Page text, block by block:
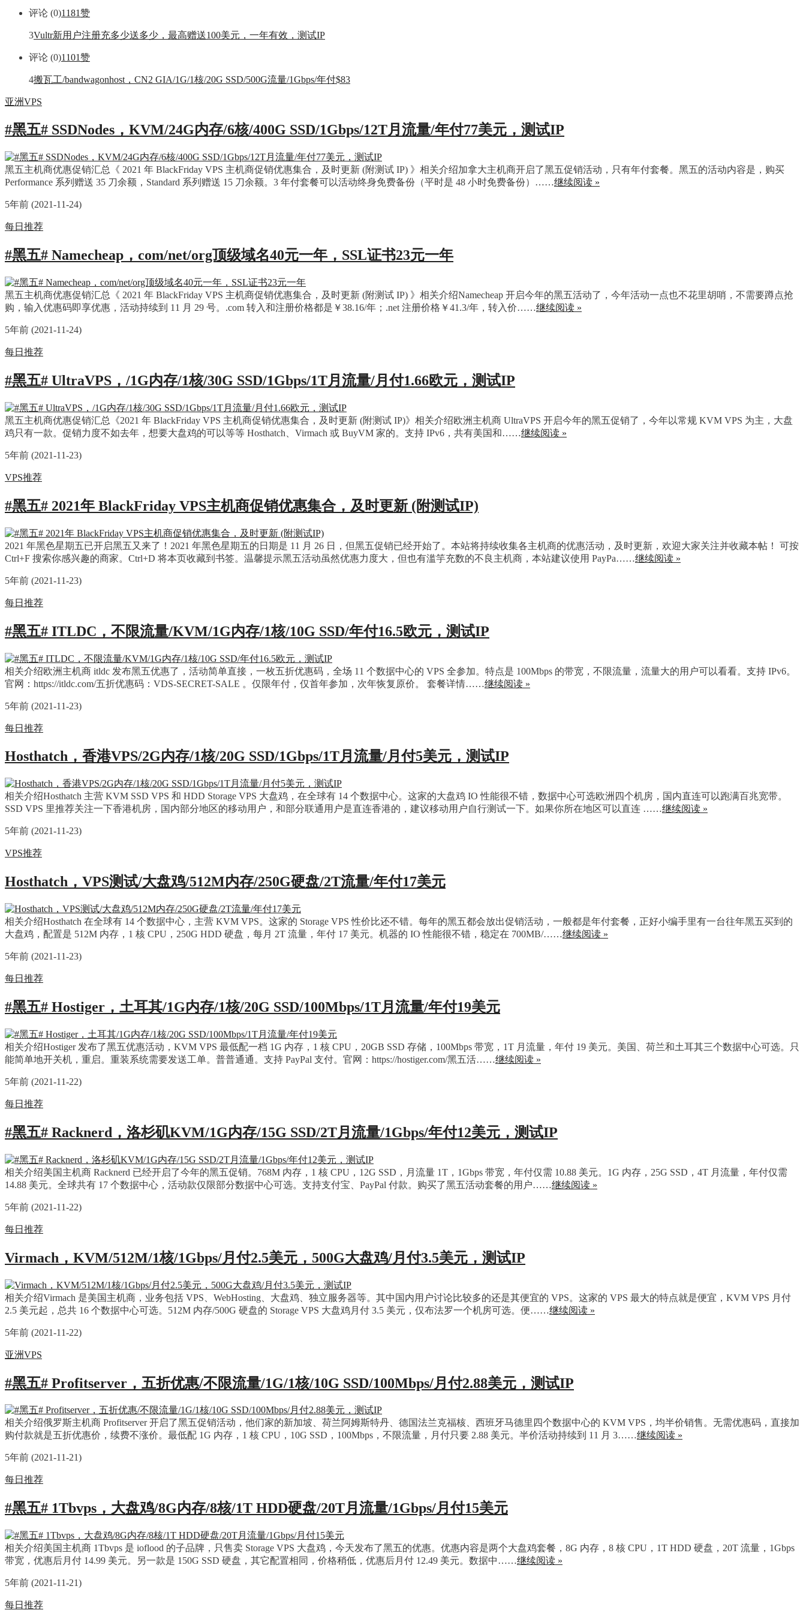
评论 (0)1181赞
3Vultr新用户注册充多少送多少，最高赠送100美元，一年有效，测试IP
评论 (0)1101赞
4搬瓦工/bandwagonhost，CN2 GIA/1G/1核/20G SSD/500G流量/1Gbps/年付$83
亚洲VPS
#黑五# SSDNodes，KVM/24G内存/6核/400G SSD/1Gbps/12T月流量/年付77美元，测试IP
黑五主机商优惠促销汇总《 2021 年 BlackFriday VPS 主机商促销优惠集合，及时更新 (附测试 IP) 》相关介绍加拿大主机商开启了黑五促销活动，只有年付套餐。黑五的活动内容是，购买
Performance 系列赠送 35 刀余额，Standard 系列赠送 15 刀余额。3 年付套餐可以活动终身免费备份（平时是 48 小时免费备份）……继续阅读 »
5年前 (2021-11-24)
每日推荐
#黑五# Namecheap，com/net/org顶级域名40元一年，SSL证书23元一年
黑五主机商优惠促销汇总《 2021 年 BlackFriday VPS 主机商促销优惠集合，及时更新 (附测试 IP) 》相关介绍Namecheap 开启今年的黑五活动了，今年活动一点也不花里胡哨，不需要蹲点抢
购，输入优惠码即享优惠，活动持续到 11 月 29 号。.com 转入和注册价格都是￥38.16/年；.net 注册价格￥41.3/年，转入价……继续阅读 »
5年前 (2021-11-24)
每日推荐
#黑五# UltraVPS，/1G内存/1核/30G SSD/1Gbps/1T月流量/月付1.66欧元，测试IP
黑五主机商优惠促销汇总《2021 年 BlackFriday VPS 主机商促销优惠集合，及时更新 (附测试 IP)》相关介绍欧洲主机商 UltraVPS 开启今年的黑五促销了，今年以常规 KVM VPS 为主，大盘
鸡只有一款。促销力度不如去年，想要大盘鸡的可以等等 Hosthatch、Virmach 或 BuyVM 家的。支持 IPv6，共有美国和……继续阅读 »
5年前 (2021-11-23)
VPS推荐
#黑五# 2021年 BlackFriday VPS主机商促销优惠集合，及时更新 (附测试IP)
2021 年黑色星期五已开启黑五又来了！2021 年黑色星期五的日期是 11 月 26 日，但黑五促销已经开始了。本站将持续收集各主机商的优惠活动，及时更新，欢迎大家关注并收藏本帖！ 可按
Ctrl+F 搜索你感兴趣的商家。Ctrl+D 将本页收藏到书签。温馨提示黑五活动虽然优惠力度大，但也有滥竽充数的不良主机商，本站建议使用 PayPa……继续阅读 »
5年前 (2021-11-23)
每日推荐
#黑五# ITLDC，不限流量/KVM/1G内存/1核/10G SSD/年付16.5欧元，测试IP
相关介绍欧洲主机商 itldc 发布黑五优惠了，活动简单直接，一枚五折优惠码，全场 11 个数据中心的 VPS 全参加。特点是 100Mbps 的带宽，不限流量，流量大的用户可以看看。支持 IPv6。
官网：https://itldc.com/五折优惠码：VDS-SECRET-SALE 。仅限年付，仅首年参加，次年恢复原价。 套餐详情……继续阅读 »
5年前 (2021-11-23)
每日推荐
Hosthatch，香港VPS/2G内存/1核/20G SSD/1Gbps/1T月流量/月付5美元，测试IP
相关介绍Hosthatch 主营 KVM SSD VPS 和 HDD Storage VPS 大盘鸡，在全球有 14 个数据中心。这家的大盘鸡 IO 性能很不错，数据中心可选欧洲四个机房，国内直连可以跑满百兆宽带。
SSD VPS 里推荐关注一下香港机房，国内部分地区的移动用户，和部分联通用户是直连香港的，建议移动用户自行测试一下。如果你所在地区可以直连 ……继续阅读 »
5年前 (2021-11-23)
VPS推荐
Hosthatch，VPS测试/大盘鸡/512M内存/250G硬盘/2T流量/年付17美元
相关介绍Hosthatch 在全球有 14 个数据中心，主营 KVM VPS。这家的 Storage VPS 性价比还不错。每年的黑五都会放出促销活动，一般都是年付套餐，正好小编手里有一台往年黑五买到的
大盘鸡，配置是 512M 内存，1 核 CPU，250G HDD 硬盘，每月 2T 流量，年付 17 美元。机器的 IO 性能很不错，稳定在 700MB/……继续阅读 »
5年前 (2021-11-23)
每日推荐
#黑五# Hostiger，土耳其/1G内存/1核/20G SSD/100Mbps/1T月流量/年付19美元
相关介绍Hostiger 发布了黑五优惠活动，KVM VPS 最低配一档 1G 内存，1 核 CPU，20GB SSD 存储，100Mbps 带宽，1T 月流量，年付 19 美元。美国、荷兰和土耳其三个数据中心可选。只
能简单地开关机，重启。重装系统需要发送工单。普普通通。支持 PayPal 支付。官网：https://hostiger.com/黑五活……继续阅读 »
5年前 (2021-11-22)
每日推荐
#黑五# Racknerd，洛杉矶KVM/1G内存/15G SSD/2T月流量/1Gbps/年付12美元，测试IP
相关介绍美国主机商 Racknerd 已经开启了今年的黑五促销。768M 内存，1 核 CPU，12G SSD，月流量 1T，1Gbps 带宽，年付仅需 10.88 美元。1G 内存，25G SSD，4T 月流量，年付仅需
14.88 美元。全球共有 17 个数据中心，活动款仅限部分数据中心可选。支持支付宝、PayPal 付款。购买了黑五活动套餐的用户……继续阅读 »
5年前 (2021-11-22)
每日推荐
Virmach，KVM/512M/1核/1Gbps/月付2.5美元，500G大盘鸡/月付3.5美元，测试IP
相关介绍Virmach 是美国主机商，业务包括 VPS、WebHosting、大盘鸡、独立服务器等。其中国内用户讨论比较多的还是其便宜的 VPS。这家的 VPS 最大的特点就是便宜，KVM VPS 月付
2.5 美元起，总共 16 个数据中心可选。512M 内存/500G 硬盘的 Storage VPS 大盘鸡月付 3.5 美元，仅布法罗一个机房可选。便……继续阅读 »
5年前 (2021-11-22)
亚洲VPS
#黑五# Profitserver，五折优惠/不限流量/1G/1核/10G SSD/100Mbps/月付2.88美元，测试IP
相关介绍俄罗斯主机商 Profitserver 开启了黑五促销活动，他们家的新加坡、荷兰阿姆斯特丹、德国法兰克福核、西班牙马德里四个数据中心的 KVM VPS，均半价销售。无需优惠码，直接加
购付款就是五折优惠价，续费不涨价。最低配 1G 内存，1 核 CPU，10G SSD，100Mbps，不限流量，月付只要 2.88 美元。半价活动持续到 11 月 3……继续阅读 »
5年前 (2021-11-21)
每日推荐
#黑五# 1Tbvps，大盘鸡/8G内存/8核/1T HDD硬盘/20T月流量/1Gbps/月付15美元
相关介绍美国主机商 1Tbvps 是 ioflood 的子品牌，只售卖 Storage VPS 大盘鸡，今天发布了黑五的优惠。优惠内容是两个大盘鸡套餐，8G 内存，8 核 CPU，1T HDD 硬盘，20T 流量，1Gbps
带宽，优惠后月付 14.99 美元。另一款是 150G SSD 硬盘，其它配置相同，价格稍低，优惠后月付 12.49 美元。数据中……继续阅读 »
5年前 (2021-11-21)
每日推荐